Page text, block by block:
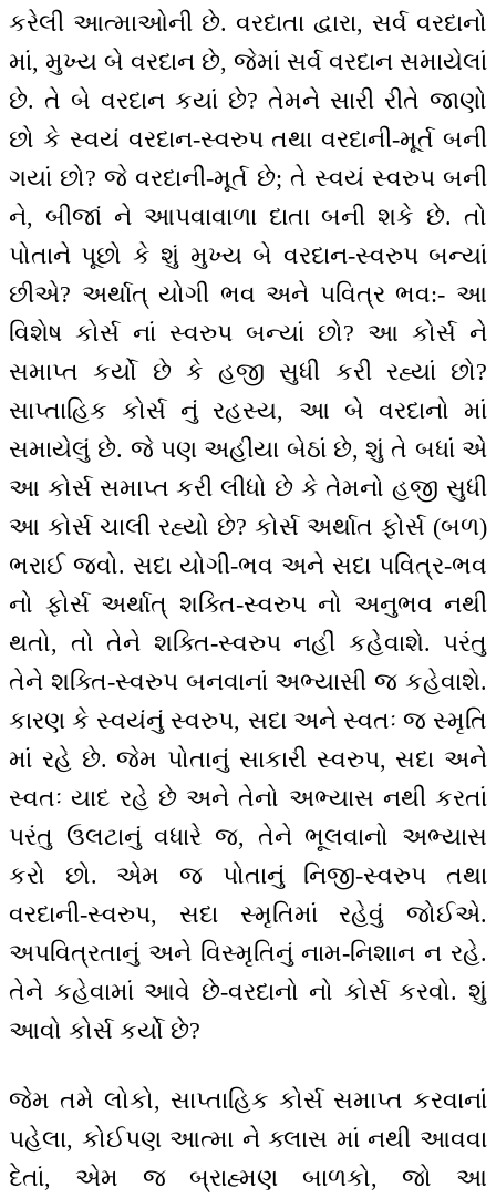
કરેલી આત્માઓની છે. વરદાતા દ્વારા, સર્વ વરદાનો
માં, મુખ્ય બે વરદાન છે, જેમાં સર્વ વરદાન સમાયેલાં
છે. તે બે વરદાન કયાં છે? તેમને સારી રીતે જાણો
છો કે સ્વયં વરદાન-સ્વરુપ તથા વરદાની-મૂર્ત બની
ગયાં છો? જે વરદાની-મૂર્ત છે; તે સ્વયં સ્વરુપ બની
ને, બીજાં ને આપવાવાળા દાતા બની શકે છે. તો
પોતાને પૂછો કે શું મુખ્ય બે વરદાન-સ્વરુપ બન્યાં
છીએ? અર્થાત્ યોગી ભવ અને પવિત્ર ભવ:- આ
વિશેષ કોર્સ નાં સ્વરુપ બન્યાં છો? આ કોર્સ ને
સમાપ્ત કર્યો છે કે હજી સુધી કરી રહ્યાં છો?
સાપ્તાહિક કોર્સ નું રહસ્ય, આ બે વરદાનો માં
સમાયેલું છે. જે પણ અહીંયા બેઠાં છે, શું તે બધાં એ
આ કોર્સ સમાપ્ત કરી લીધો છે કે તેમનો હજી સુધી
આ કોર્સ ચાલી રહ્યો છે? કોર્સ અર્થાત ફોર્સ (બળ)
ભરાઈ જવો. સદા યોગી-ભવ અને સદા પવિત્ર-ભવ
નો ફોર્સ અર્થાત્ શક્તિ-સ્વરુપ નો અનુભવ નથી
થતો, તો તેને શક્તિ-સ્વરુપ નહીં કહેવાશે. પરંતુ
તેને શક્તિ-સ્વરુપ બનવાનાં અભ્યાસી જ કહેવાશે.
કારણ કે સ્વયંનું સ્વરુપ, સદા અને સ્વતઃ જ સ્મૃતિ
માં રહે છે. જેમ પોતાનું સાકારી સ્વરુપ, સદા અને
સ્વતઃ યાદ રહે છે અને તેનો અભ્યાસ નથી કરતાં
પરંતુ ઉલટાનું વધારે જ, તેને ભૂલવાનો અભ્યાસ
કરો છો. એમ જ પોતાનું નિજી-સ્વરુપ તથા
વરદાની-સ્વરુપ, સદા સ્મૃતિમાં રહેવું જોઈએ.
અપવિત્રતાનું અને વિસ્મૃતિનું નામ-નિશાન ન રહે.
તેને કહેવામાં આવે છે-વરદાનો નો કોર્સ કરવો. શું
આવો કોર્સ કર્યો છે?
જેમ તમે લોકો, સાપ્તાહિક કોર્સ સમાપ્ત કરવાનાં
પહેલા, કોઈપણ આત્મા ને ક્લાસ માં નથી આવવા
દેતાં, એમ જ બ્રાહ્મણ બાળકો, જો આ